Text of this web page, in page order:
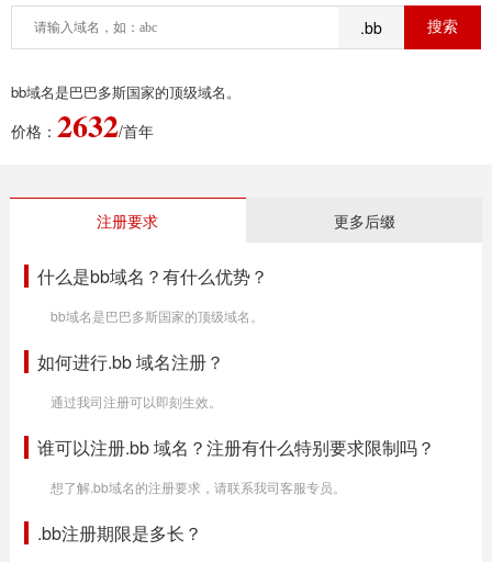
.bb
bb域名是巴巴多斯国家的顶级域名。
价格： 2632/首年
注册要求 更多后缀
什么是bb域名？有什么优势？
bb域名是巴巴多斯国家的顶级域名。
如何进行.bb 域名注册？
通过我司注册可以即刻生效。
谁可以注册.bb 域名？注册有什么特别要求限制吗？
想了解.bb域名的注册要求，请联系我司客服专员。
.bb注册期限是多长？